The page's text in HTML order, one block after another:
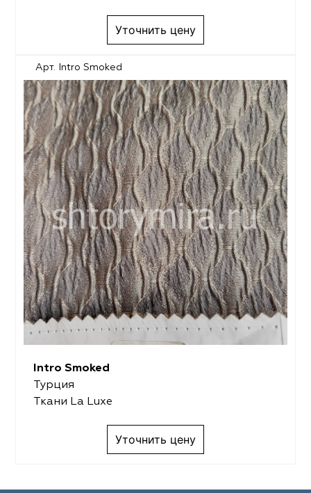
Уточнить цену
Арт. Intro Smoked
Intro Smoked
Турция
Ткани La Luxe
Уточнить цену